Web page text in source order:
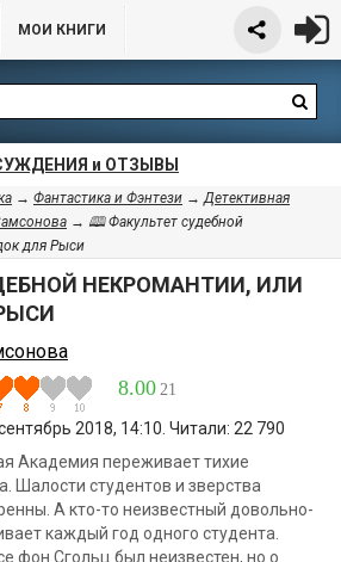
МОИ КНИГИ
и ОТЗЫВЫ
→ Фантастика и Фэнтези →Детективная
→ 🕮 Факультет судебной
для Рыси
НЕКРОМАНТИИ, ИЛИ
8.00 21
2018, 14:10. Читали: 22 790
Академия переживает тихие
Шалости студентов и зверства
А кто-то неизвестный довольно-
каждый год одного студента.
фон Сгольц был неизвестен, но о